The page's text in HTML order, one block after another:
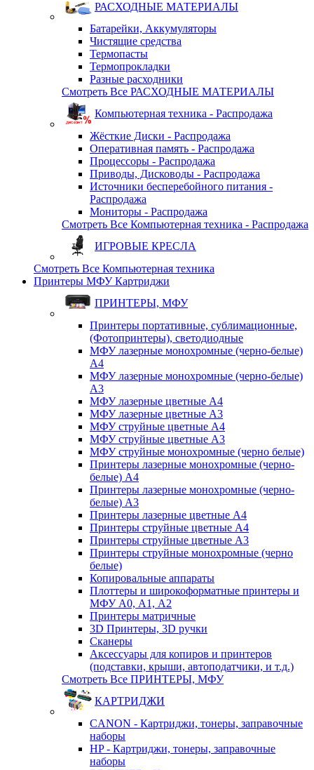
РАСХОДНЫЕ МАТЕРИАЛЫ
Батарейки, Аккумуляторы
Чистящие средства
Термопасты
Термопрокладки
Разные расходники
Смотреть Все РАСХОДНЫЕ МАТЕРИАЛЫ
Компьютерная техника - Распродажа
Жёсткие Диски - Распродажа
Оперативная память - Распродажа
Процессоры - Распродажа
Приводы, Дисководы - Распродажа
Источники бесперебойного питания -
Распродажа
Мониторы - Распродажа
Смотреть Все Компьютерная техника - Распродажа
ИГРОВЫЕ КРЕСЛА
Смотреть Все Компьютерная техника
Принтеры МФУ Картриджи
ПРИНТЕРЫ, МФУ
Принтеры портативные, сублимационные,
(Фотопринтеры), светодиодные
МФУ лазерные монохромные (черно-белые)
A4
МФУ лазерные монохромные (черно-белые)
A3
МФУ лазерные цветные A4
МФУ лазерные цветные A3
МФУ струйные цветные A4
МФУ струйные цветные A3
МФУ струйные монохромные (черно белые)
Принтеры лазерные монохромные (черно-
белые) A4
Принтеры лазерные монохромные (черно-
белые) A3
Принтеры лазерные цветные A4
Принтеры струйные цветные A4
Принтеры струйные цветные A3
Принтеры струйные монохромные (черно
белые)
Копировальные аппараты
Плоттеры и широкоформатные принтеры и
МФУ А0, А1, А2
Принтеры матричные
3D Принтеры, 3D ручки
Сканеры
Аксессуары для копиров и принтеров
(подставки, крыши, автоподатчики, и т.д.)
Смотреть Все ПРИНТЕРЫ, МФУ
КАРТРИДЖИ
CANON - Картриджи, тонеры, заправочные
наборы
HP - Картриджи, тонеры, заправочные
наборы